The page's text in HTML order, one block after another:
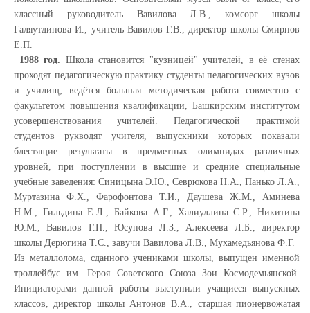
классный руководитель Вавилова Л.В., комсорг школы
Галяутдинова И., учитель Вавилов Г.В., директор школы Смирнов
Е.П.
1988 год. Школа становится "кузницей" учителей, в её стенах
проходят педагогическую практику студенты педагогических вузов
и училищ; ведётся большая методическая работа совместно с
факультетом повышения квалификации, Башкирским институтом
усовершенствования учителей. Педагогической практикой
студентов рукводят учителя, выпускники которых показали
блестящие результаты в предметных олимпидах различных
уровней, при поступлении в высшие и средние специальные
учебные заведения: Синицына Э.Ю., Севрюкова Н.А., Панько Л.А.,
Муртазина Ф.Х., Фарофонтова Т.И., Даушева Ж.М., Аминева
Н.М., Гильдина Е.Л., Байкова А.Г., Халиуллина С.Р., Никитина
Ю.М., Вавилов Г.П., Юсупова Л.З., Алексеева Л.Б., директор
школы Дерюгина Т.С., завучи Вавилова Л.В., Мухамедьянова Ф.Г.
Из металлолома, сданного учениками школы, выпущен именной
троллейбус им. Героя Советского Союза Зои Космодемьянской.
Инициаторами данной работы выступили учащиеся выпускных
классов, директор школы Антонов В.А., старшая пионервожатая